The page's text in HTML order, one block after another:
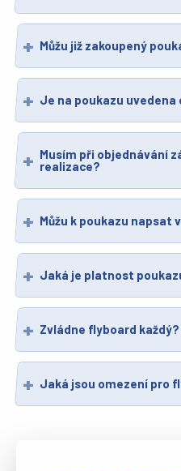
Můžu již zakoupený
Je na poukazu uvedena
Musím při objednávání
realizace?
Můžu k poukazu napsat
Jaká je platnost
Zvládne flyboard každý?
Jaká jsou omezení pro